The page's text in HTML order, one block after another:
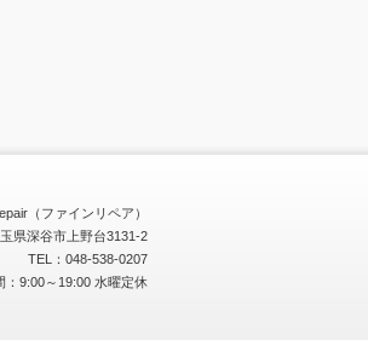
（ファインリペア）
県深谷市上野台3131-2
TEL：048-538-0207
：9:00～19:00 水曜定休